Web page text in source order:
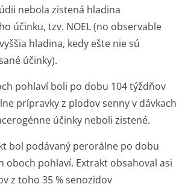
nebola zistená hladina
účinku, tzv. NOEL (no observable
hladina, kedy ešte nie sú
účinky).
pohlaví boli po dobu 104 týždňov
prípravky z plodov senny v dávkach
účinky neboli zistené.
bol podávaný perorálne po dobu
oboch pohlaví. Extrakt obsahoval asi
z toho 35 % senozidov